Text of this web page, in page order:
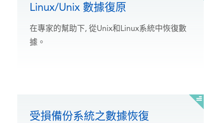
Linux/Unix 數據復原
在專家的幫助下, 從Unix和Linux系統中恢復數
據。
受損備份系統之數據恢復